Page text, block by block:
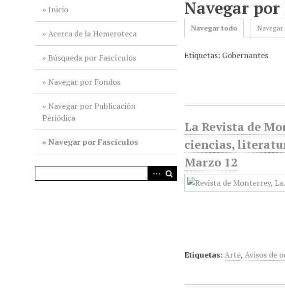
Inicio
Acerca de la Hemeroteca
Búsqueda por Fascículos
Navegar por Fondos
Navegar por Publicación
Periódica
Navegar por Fascículos
Navegar
Navegar todo
Etiquetas: Gobernantes
La Revista de
ciencias,
Marzo 12
Etiquetas:Arte,Avisos de